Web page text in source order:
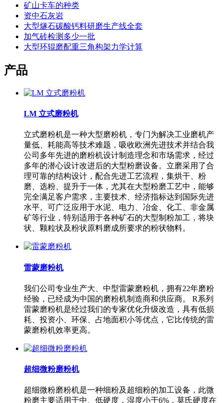
矿山卡车的种类
资中石灰岩
大型燧石碳酸钙料研磨生产线全套
加气砖检测多少一批
大型环辊磨配重三角构架力学计算
产品
LM 立式磨粉机
立式磨粉机是一种大型磨粉机，专门为解决工业磨机产
量低、耗能高等技术难题，吸收欧洲先进技术并结合我
公司多年先进的磨粉机设计制造理念和市场需求，经过
多年的潜心设计改进后的大型粉磨设备。立磨采用了合
理可靠的结构设计，配合先进工艺流程，集烘干、粉
磨、选粉、提升于一体，尤其在大型粉磨工艺中，能够
完全满足客户需求，主要技术、经济指标达到国际先进
水平。可广泛应用于水泥、电力、冶金、化工、非金属
矿等行业，特别适用于各种矿石的大型制粉加工，将块
状、颗粒状及粉状原料磨成所要求的粉状物料。
雷蒙磨粉机
我们公司专业生产大、中型雷蒙磨粉机，拥有22年磨粉
经验，已经成为中国的磨粉机制造商和供应商。 R系列
雷蒙磨粉机是经过我们的专家优化升级改造，具有低损
耗、投资小、环保、占地面积小等优点，它比传统的雷
蒙磨粉机效率更高。
超细微粉磨粉机
超细微粉磨粉机是一种细粉及超细粉的加工设备，此微
粉磨主要适用于中、低硬度，湿度小于6%，莫氏硬度在